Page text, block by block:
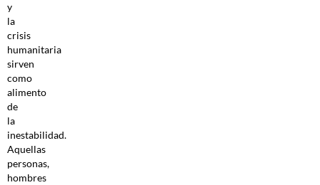
y
la
crisis
humanitaria
sirven
como
alimento
de
la
inestabilidad.
Aquellas
personas,
hombres